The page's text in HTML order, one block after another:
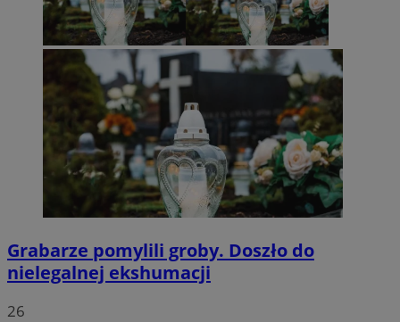
Grabarze pomylili groby. Doszło do
nielegalnej ekshumacji
26